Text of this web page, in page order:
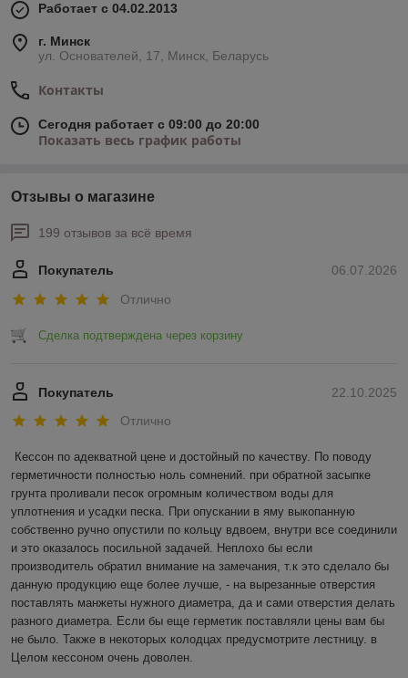
Работает с 04.02.2013
г. Минск
ул. Основателей, 17, Минск, Беларусь
Контакты
Сегодня работает с 09:00 до 20:00
Показать весь график работы
Отзывы о магазине
199 отзывов за всё время
06.07.2026
Покупатель
Отлично
Сделка подтверждена через корзину
22.10.2025
Покупатель
Отлично
Кессон по адекватной цене и достойный по качеству. По поводу
герметичности полностью ноль сомнений. при обратной засыпке
грунта проливали песок огромным количеством воды для
уплотнения и усадки песка. При опускании в яму выкопанную
собственно ручно опустили по кольцу вдвоем, внутри все соединили
и это оказалось посильной задачей. Неплохо бы если
производитель обратил внимание на замечания, т.к это сделало бы
данную продукцию еще более лучше, - на вырезанные отверстия
поставлять манжеты нужного диаметра, да и сами отверстия делать
разного диаметра. Если бы еще герметик поставляли цены вам бы
не было. Также в некоторых колодцах предусмотрите лестницу. в
Целом кессоном очень доволен.